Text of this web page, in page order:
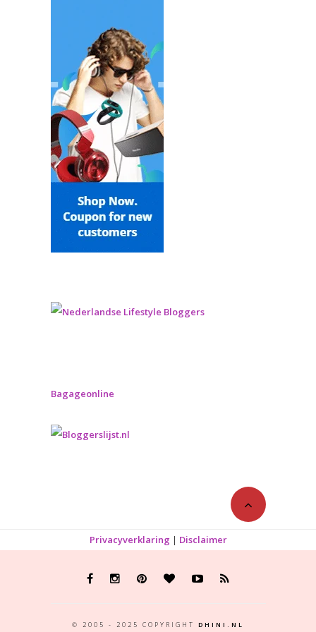
Bagageonline
Privacyverklaring | Disclaimer
© 2005 - 2025 COPYRIGHT DHINI.NL